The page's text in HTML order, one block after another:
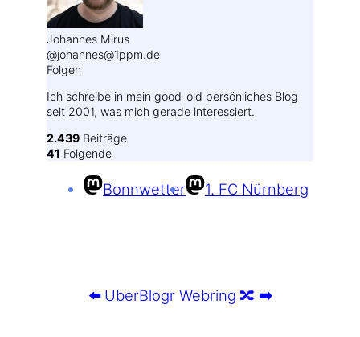
Johannes Mirus
@johannes@1ppm.de
Folgen
Ich schreibe in mein good-old persönliches Blog
seit 2001, was mich gerade interessiert.
2.439 Beiträge
41 Folgende
Bonnwetter 1. FC Nürnberg
⬅️ UberBlogr Webring 🔀 ➡️